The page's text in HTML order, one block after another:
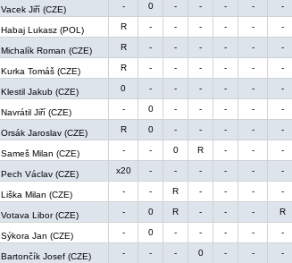
Vacek Jiří (CZE) - 0 - - - - -
Habaj Lukasz (POL) R - - - - - -
Michalík Roman (CZE) R - - - - - -
Kurka Tomáš (CZE) R - - - - - -
Klestil Jakub (CZE) 0 - - - - - -
Navrátil Jiří (CZE) - 0 - - - - -
Orsák Jaroslav (CZE) R 0 - - - - -
Sameš Milan (CZE) - - 0 R - - -
Pech Václav (CZE) x20 - - - - - -
Liška Milan (CZE) - - R - - - -
Votava Libor (CZE) - 0 R - - - R
Sýkora Jan (CZE) - 0 - - - - -
Bartončík Josef (CZE) - - - 0 - - -